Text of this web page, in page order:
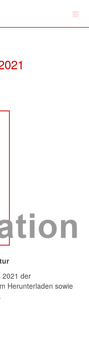
2021 der
Herunterladen sowie